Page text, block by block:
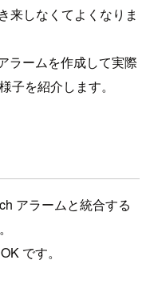
来しなくてよくなりま
ラームを作成して実際
子を紹介します。
アラームと統合する
です。